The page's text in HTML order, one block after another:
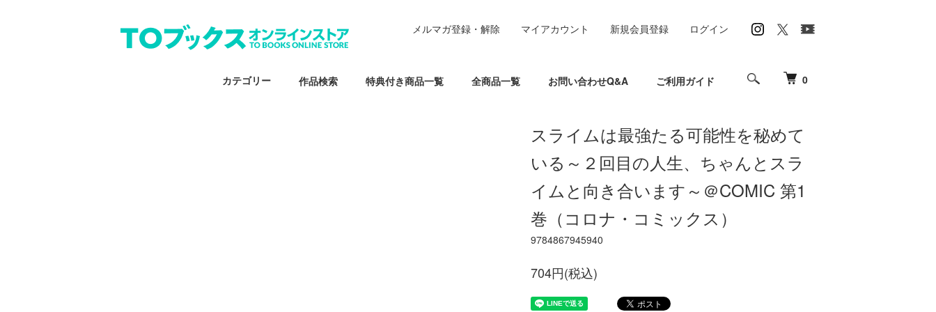
0
カテゴリー 作品検索 特典付き商品一覧 全商品一覧 お問い合わせQ&A ご利用ガイド
メルマガ登録・解除 マイアカウント 新規会員登録 ログイン
スライムは最強たる可能性を秘めて
いる～２回目の人生、ちゃんとスラ
イムと向き合います～＠COMIC 第1
巻（コロナ・コミックス）
9784867945940
704円(税込)